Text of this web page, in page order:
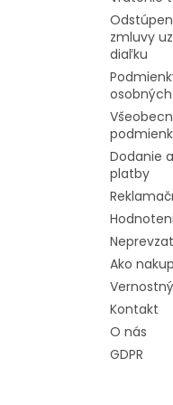
zmluvy
diaľku
Dodanie
platby
Ako
Kontakt
O nás
GDPR